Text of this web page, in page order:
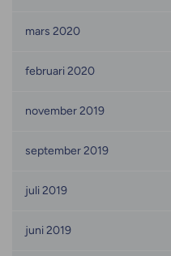
mars 2020
februari 2020
november 2019
september 2019
juli 2019
juni 2019